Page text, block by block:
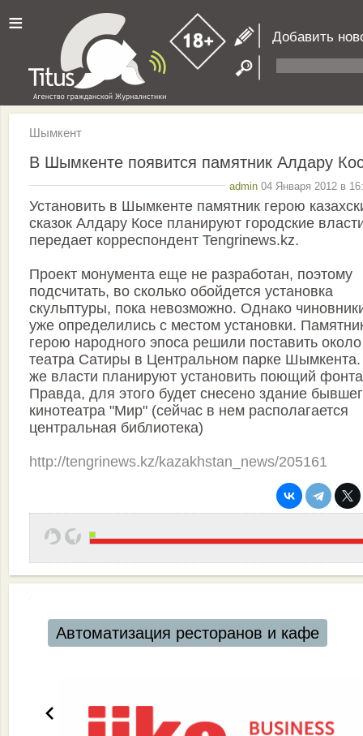
≡ Добавить
Шымкент
В Шымкенте появится памятник Алдару
admin 04 Января 2012 в
Установить в Шымкенте памятник герою
сказок Алдару Косе планируют городские
передает корреспондент Tengrinews.kz.
Проект монумента еще не разработан, поэтому
подсчитать, во сколько обойдется установка
скульптуры, пока невозможно. Однако
уже определились с местом установки.
герою народного эпоса решили поставить около
театра Сатиры в Центральном парке
же власти планируют установить поющий
Правда, для этого будет снесено здание
кинотеатра "Мир" (сейчас в нем располагается
центральная библиотека)
http://tengrinews.kz/kazakhstan_news/205161
Автоматизация ресторанов и кафе